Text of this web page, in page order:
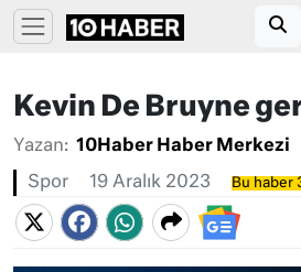
Kevin De Bruyne
Yazan: 10Haber Haber Merkezi
Spor 19 Aralık 2023 Bu haber